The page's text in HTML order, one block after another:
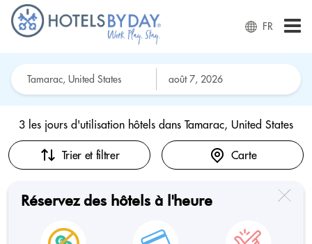
FR
3 les jours d'utilisation hôtels dans Tamarac, United States
Trier et filtrer Carte
Réservez des hôtels à l'heure